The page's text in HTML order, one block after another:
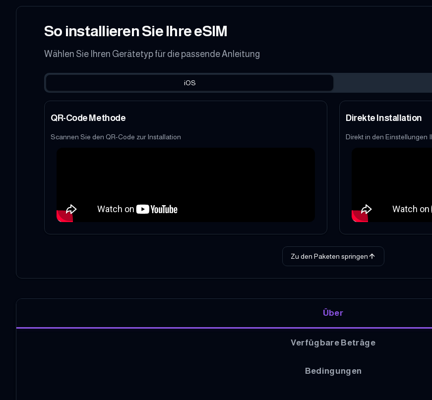
So installieren Sie Ihre eSIM
Wählen Sie Ihren Gerätetyp für die passende Anleitung
iOS
QR-Code Methode
Scannen Sie den QR-Code zur Installation
Direkte Installation
Direkt in den Einstellungen
Zu den Paketen springen
Über
Verfügbare Beträge
Bedingungen